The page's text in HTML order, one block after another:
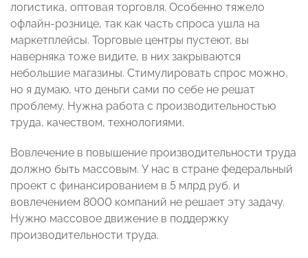
логистика, оптовая торговля. Особенно тяжело
офлайн-рознице, так как часть спроса ушла на
маркетплейсы. Торговые центры пустеют, вы
наверняка тоже видите, в них закрываются
небольшие магазины. Стимулировать спрос можно,
но я думаю, что деньги сами по себе не решат
проблему. Нужна работа с производительностью
труда, качеством, технологиями.
Вовлечение в повышение производительности труда
должно быть массовым. У нас в стране федеральный
проект с финансированием в 5 млрд руб. и
вовлечением 8000 компаний не решает эту задачу.
Нужно массовое движение в поддержку
производительности труда.